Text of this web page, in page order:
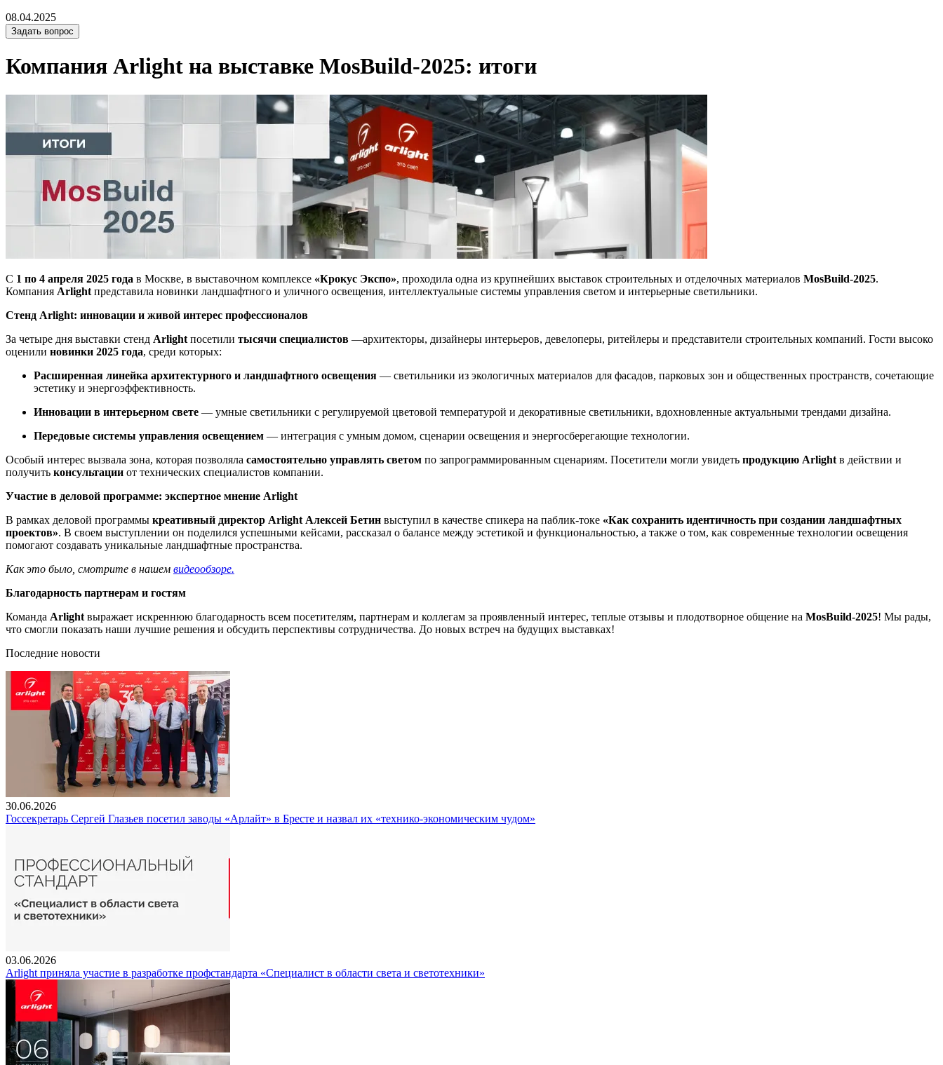
08.04.2025
Задать вопрос
Компания Arlight на выставке MosBuild-2025: итоги
С 1 по 4 апреля 2025 года в Москве, в выставочном комплексе «Крокус Экспо», проходила одна из крупнейших выставок строительных и отделочных материалов MosBuild-2025.
Компания Arlight представила новинки ландшафтного и уличного освещения, интеллектуальные системы управления светом и интерьерные светильники.
Стенд Arlight: инновации и живой интерес профессионалов
За четыре дня выставки стенд Arlight посетили тысячи специалистов —архитекторы, дизайнеры интерьеров, девелоперы, ритейлеры и представители строительных компаний. Гости высоко
оценили новинки 2025 года, среди которых:
Расширенная линейка архитектурного и ландшафтного освещения — светильники из экологичных материалов для фасадов, парковых зон и общественных пространств, сочетающие
эстетику и энергоэффективность.
Инновации в интерьерном свете — умные светильники с регулируемой цветовой температурой и декоративные светильники, вдохновленные актуальными трендами дизайна.
Передовые системы управления освещением — интеграция с умным домом, сценарии освещения и энергосберегающие технологии.
Особый интерес вызвала зона, которая позволяла самостоятельно управлять светом по запрограммированным сценариям. Посетители могли увидеть продукцию Arlight в действии и
получить консультации от технических специалистов компании.
Участие в деловой программе: экспертное мнение Arlight
В рамках деловой программы креативный директор Arlight Алексей Бетин выступил в качестве спикера на паблик-токе «Как сохранить идентичность при создании ландшафтных
проектов». В своем выступлении он поделился успешными кейсами, рассказал о балансе между эстетикой и функциональностью, а также о том, как современные технологии освещения
помогают создавать уникальные ландшафтные пространства.
Как это было, смотрите в нашем видеообзоре.
Благодарность партнерам и гостям
Команда Arlight выражает искреннюю благодарность всем посетителям, партнерам и коллегам за проявленный интерес, теплые отзывы и плодотворное общение на MosBuild-2025! Мы рады,
что смогли показать наши лучшие решения и обсудить перспективы сотрудничества. До новых встреч на будущих выставках!
Последние новости
30.06.2026
Госсекретарь Сергей Глазьев посетил заводы «Арлайт» в Бресте и назвал их «технико-экономическим чудом»
03.06.2026
Arlight приняла участие в разработке профстандарта «Специалист в области света и светотехники»